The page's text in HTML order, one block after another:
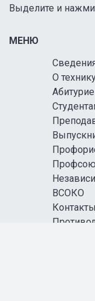
Выделите и
МЕНЮ
О
ВСОКО
Контакты